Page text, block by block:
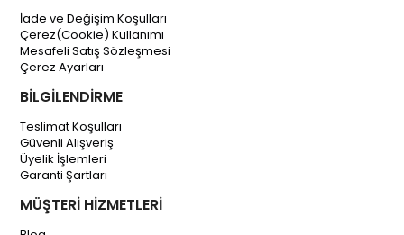
İade ve Değişim Koşulları
Çerez(Cookie) Kullanımı
Mesafeli Satış Sözleşmesi
Çerez Ayarları
BİLGİLENDİRME
Teslimat Koşulları
Güvenli Alışveriş
Üyelik İşlemleri
Garanti Şartları
MÜŞTERİ HİZMETLERİ